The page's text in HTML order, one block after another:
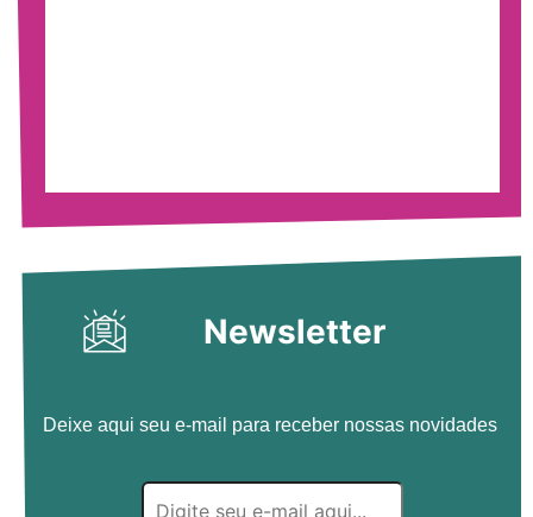
Newsletter
Deixe aqui seu e-mail para receber nossas novidades